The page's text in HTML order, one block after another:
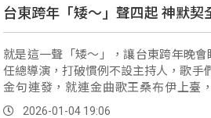
台東跨年「矮～」聲四起 神默契
就是這一聲「矮～」，讓台東跨年晚
任總導演，打破慣例不設主持人，歌手
金句連發，就連金曲歌王桑布伊上臺
圍。2026-01-04 19:06